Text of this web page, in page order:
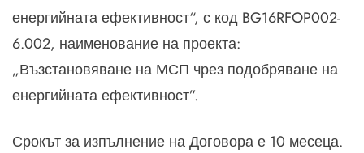
енергийната ефективност“, с код BG16RFOP002-
6.002, наименование на проекта:
„Възстановяване на МСП чрез подобряване на
енергийната ефективност”.
Срокът за изпълнение на Договора е 10 месеца.